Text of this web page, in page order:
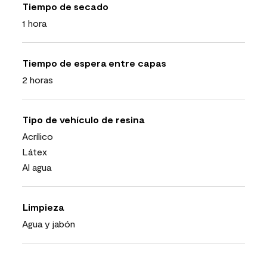
Tiempo de secado
1 hora
Tiempo de espera entre capas
2 horas
Tipo de vehículo de resina
Acrílico
Látex
Al agua
Limpieza
Agua y jabón